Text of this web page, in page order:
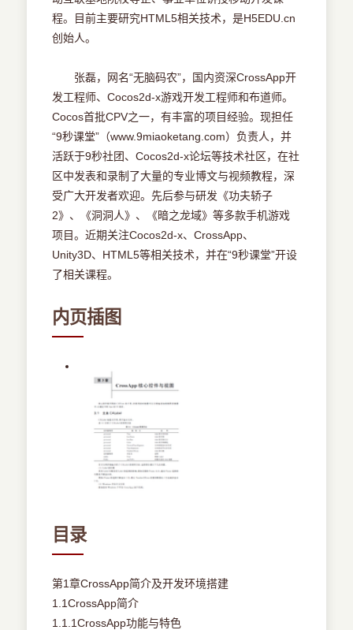
程。目前主要研究HTML5相关技术，是H5EDU.cn
创始人。
张磊，网名“无脑码农”，国内资深CrossApp开
发工程师、Cocos2d-x游戏开发工程师和布道师。
Cocos首批CPV之一，有丰富的项目经验。现担任
“9秒课堂”（www.9miaoketang.com）负责人，并
活跃于9秒社团、Cocos2d-x论坛等技术社区，在社
区中发表和录制了大量的专业博文与视频教程，深
受广大开发者欢迎。先后参与研发《功夫轿子
2》、《洞洞人》、《暗之龙域》等多款手机游戏
项目。近期关注Cocos2d-x、CrossApp、
Unity3D、HTML5等相关技术，并在“9秒课堂”开设
了相关课程。
内页插图
目录
第1章CrossApp简介及开发环境搭建
1.1CrossApp简介
1.1.1CrossApp功能与特色